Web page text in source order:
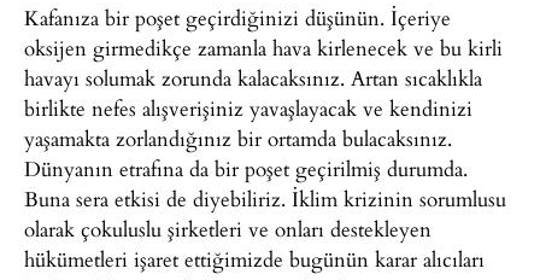
Kafanıza bir poşet geçirdiğinizi düşünün. İçeriye
oksijen girmedikçe zamanla hava kirlenecek ve bu kirli
havayı solumak zorunda kalacaksınız. Artan sıcaklıkla
birlikte nefes alışverişiniz yavaşlayacak ve kendinizi
yaşamakta zorlandığınız bir ortamda bulacaksınız.
Dünyanın etrafına da bir poşet geçirilmiş durumda.
Buna sera etkisi de diyebiliriz. İklim krizinin sorumlusu
olarak çokuluslu şirketleri ve onları destekleyen
hükümetleri işaret ettiğimizde bugünün karar alıcıları